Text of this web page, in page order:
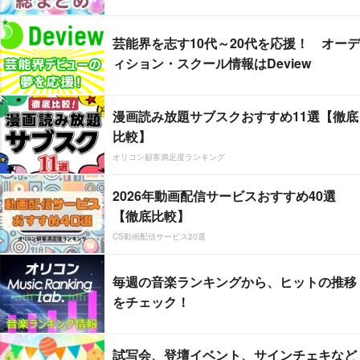
芸能界を志す10代～20代を応援！ オーデ
ィション・スクール情報はDeview
漫画読み放題サブスクおすすめ11選【徹底
比較】
オリコン顧客満足度ランキング
2026年動画配信サービスおすすめ40選
【徹底比較】
CS動画配信サービス20選
毎週の音楽ランキングから、ヒットの推移
をチェック！
試写会、登壇イベント、サインチェキなど